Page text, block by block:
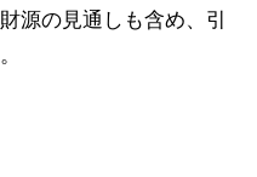
源の見通しも含め、引